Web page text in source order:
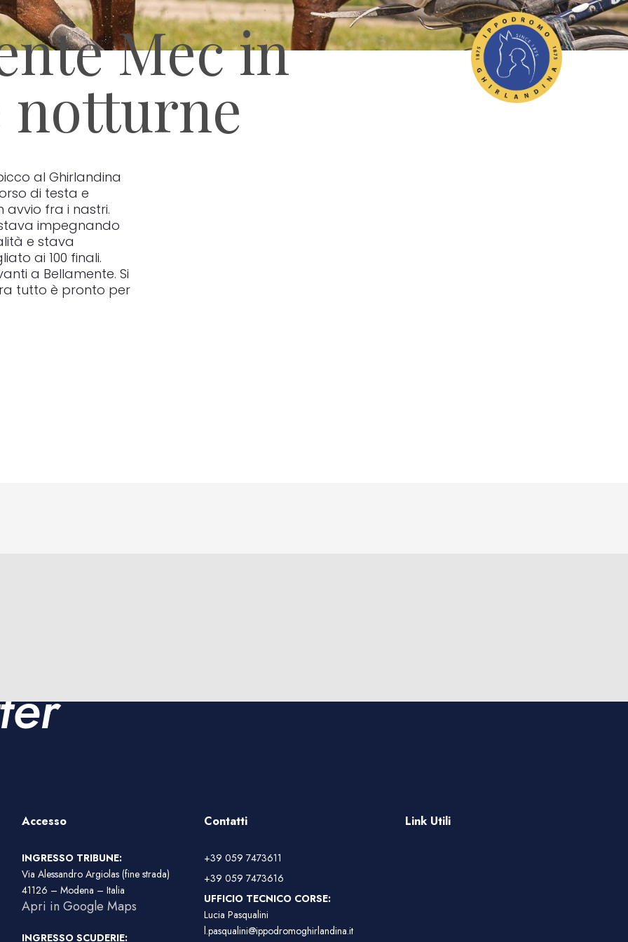
Mec in
notturne
al Ghirlandina
di testa e
avvio fra i nastri.
impegnando
e stava
ai 100 finali.
a Bellamente. Si
tutto è pronto per
Accesso
INGRESSO TRIBUNE:
Via Alessandro Argiolas (fine strada)
41126 – Modena – Italia
Apri in Google Maps
INGRESSO SCUDERIE:
Contatti
+39 059 7473611
+39 059 7473616
UFFICIO TECNICO CORSE:
Lucia Pasqualini
l.pasqualini@ippodromoghirlandina.it
Link Utili